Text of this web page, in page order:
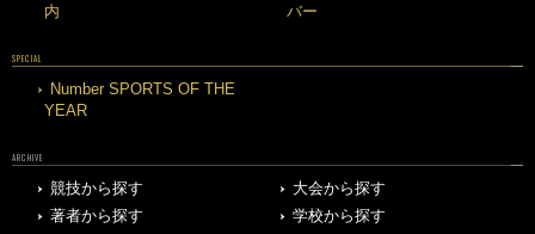
内
バー
SPECIAL
Number SPORTS OF THE
YEAR
ARCHIVE
競技から探す
大会から探す
著者から探す
学校から探す